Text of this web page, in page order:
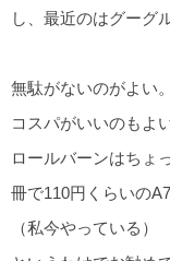
し、最近のはグーグ
無駄がないのがよい。
コスパがいいのもよい
ロールバーンはちょ
冊で110円くらいの
（私今やっている）